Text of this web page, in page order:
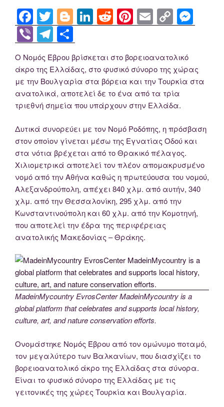
o
k
k
m
F
a
c
e
b
o
o
k
T
wi
tt
er
Bl
o
g
g
er
Li
n
e
dI
n
R
e
di
t
Pi
nt
e
st
E
m
C
o
p
y
Li
n
k
e
e
n
Vi
b
er
T
el
e
gr
a
m
h
ar
e
Ο Νομός Έβρου βρίσκεται στο βορειοανατολικό
άκρο της Ελλάδας, στο φυσικό σύνορο της χώρας
με την Βουλγαρία στα βόρεια και την Τουρκία στα
ανατολικά, αποτελεί δε το ένα από τα τρία
τριεθνή σημεία που υπάρχουν στην Ελλάδα.
Δυτικά συνορεύει με τον Νομό Ροδόπης, η πρόσβαση
στον οποίον γίνεται μέσω της Εγνατίας Οδού και
στα νότια βρέχεται από το Θρακικό πέλαγος.
Χιλιομετρικά αποτελεί τον πλέον απομακρυσμένο
νομό από την Αθήνα καθώς η πρωτεύουσα του νομού,
Αλεξανδρούπολη, απέχει 840 χλμ. από αυτήν, 340
χλμ. από την Θεσσαλονίκη, 295 χλμ. από την
Κωνσταντινούπολη και 60 χλμ. από την Κομοτηνή,
που αποτελεί την έδρα της περιφέρειας
ανατολικής Μακεδονίας – Θράκης.
MadeinMycountry EvrosCenter MadeinMycountry is a
global platform that celebrates and supports local history,
culture, art, and nature conservation efforts.
Ονομάστηκε Νομός Έβρου από τον ομώνυμο ποταμό,
τον μεγαλύτερο των Βαλκανίων, που διασχίζει το
βορειοανατολικό άκρο της Ελλάδας στα σύνορα.
Είναι το φυσικό σύνορο της Ελλάδας με τις
γειτονικές της χώρες Τουρκία και Βουλγαρία.